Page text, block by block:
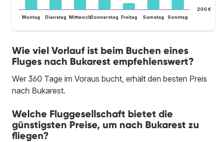
200 €
Montag Dienstag MittwochDonnerstag Freitag Samstag Sonntag
Wie viel Vorlauf ist beim Buchen eines
Fluges nach Bukarest empfehlenswert?
Wer 360 Tage im Voraus bucht, erhält den besten Preis
nach Bukarest.
Welche Fluggesellschaft bietet die
günstigsten Preise, um nach Bukarest zu
fliegen?